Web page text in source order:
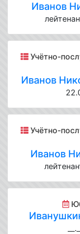
Иванов
Учётно-
Иванов
Учётно-
Иванов